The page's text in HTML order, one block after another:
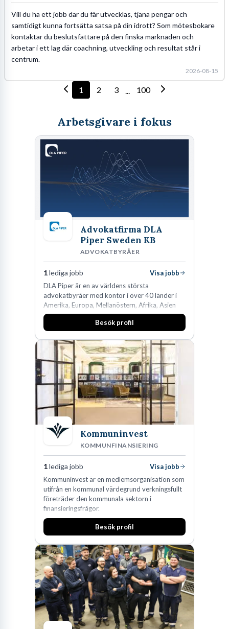
Vill du ha ett jobb där du får utvecklas, tjäna pengar och
samtidigt kunna fortsätta satsa på din idrott? Som mötesbokare
kontaktar du beslutsfattare på den finska marknaden och
arbetar i ett lag där coachning, utveckling och resultat står i
centrum.
2026-08-15
1 2 3 ... 100
Arbetsgivare i fokus
Advokatfirma DLA
Piper Sweden KB
ADVOKATBYRÅER
1lediga jobb
Visa jobb
DLA Piper är en av världens största
advokatbyråer med kontor i över 40 länder i
Amerika, Europa, Mellanöstern, Afrika, Asien
och Oceanien. Vi är specialister inom
affärsjuridikens alla områden och vi har några
fler än 450 jurister på fem kontor i Stockholm,
Köpenhamn, Århus, Oslo och Helsingfors kan vi
på DLA Piper erbjuda våra klienter en unik,
effektiv och gränsöverskridande nordisk
expertis. På vårt kontor i centrala Stockholm är
vi idag drygt 240 medarbetare.
Besök profil
Kommuninvest
KOMMUNFINANSIERING
1lediga jobb
Visa jobb
Kommuninvest är en medlemsorganisation som
utifrån en kommunal värdegrund verkningsfullt
företräder den kommunala sektorn i
finansieringsfrågor.
Besök profil